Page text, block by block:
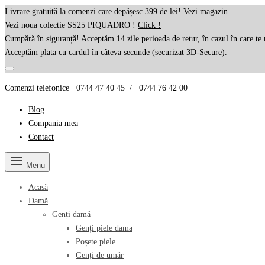
Livrare gratuită la comenzi care depășesc 399 de lei! Vezi magazin
Vezi noua colectie SS25 PIQUADRO ! Click !
Cumpără în siguranță! Acceptăm 14 zile perioada de retur, în cazul în care te
Acceptăm plata cu cardul în câteva secunde (securizat 3D-Secure).
Comenzi telefonice 0744 47 40 45 / 0744 76 42 00
Blog
Compania mea
Contact
Menu
Acasă
Damă
Genți damă
Genți piele dama
Poșete piele
Genți de umăr